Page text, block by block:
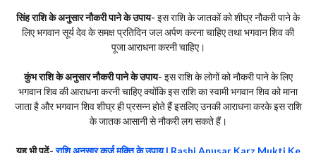
सिंह राशि के अनुसार नौकरी पाने के उपाय- इस राशि के जातकों को शीघ्र नौकरी पाने के
लिए भगवान सूर्य देव के समक्ष प्रतिदिन जल अर्पण करना चाहिए तथा भगवान शिव की
पूजा आराधना करनी चाहिए।
कुंभ राशि के अनुसार नौकरी पाने के उपाय- इस राशि के लोगों को नौकरी पाने के लिए
भगवान शिव की आराधना करनी चाहिए क्योंकि इस राशि का स्वामी भगवान शिव को माना
जाता है और भगवान शिव शीघ्र ही प्रसन्न होते हैं इसलिए उनकी आराधना करके इस राशि
के जातक आसानी से नौकरी लग सकते हैं।
यह भी पढ़ें- राशि अनुसार कर्ज मुक्ति के उपाय | Rashi Anusar Karz Mukti Ke